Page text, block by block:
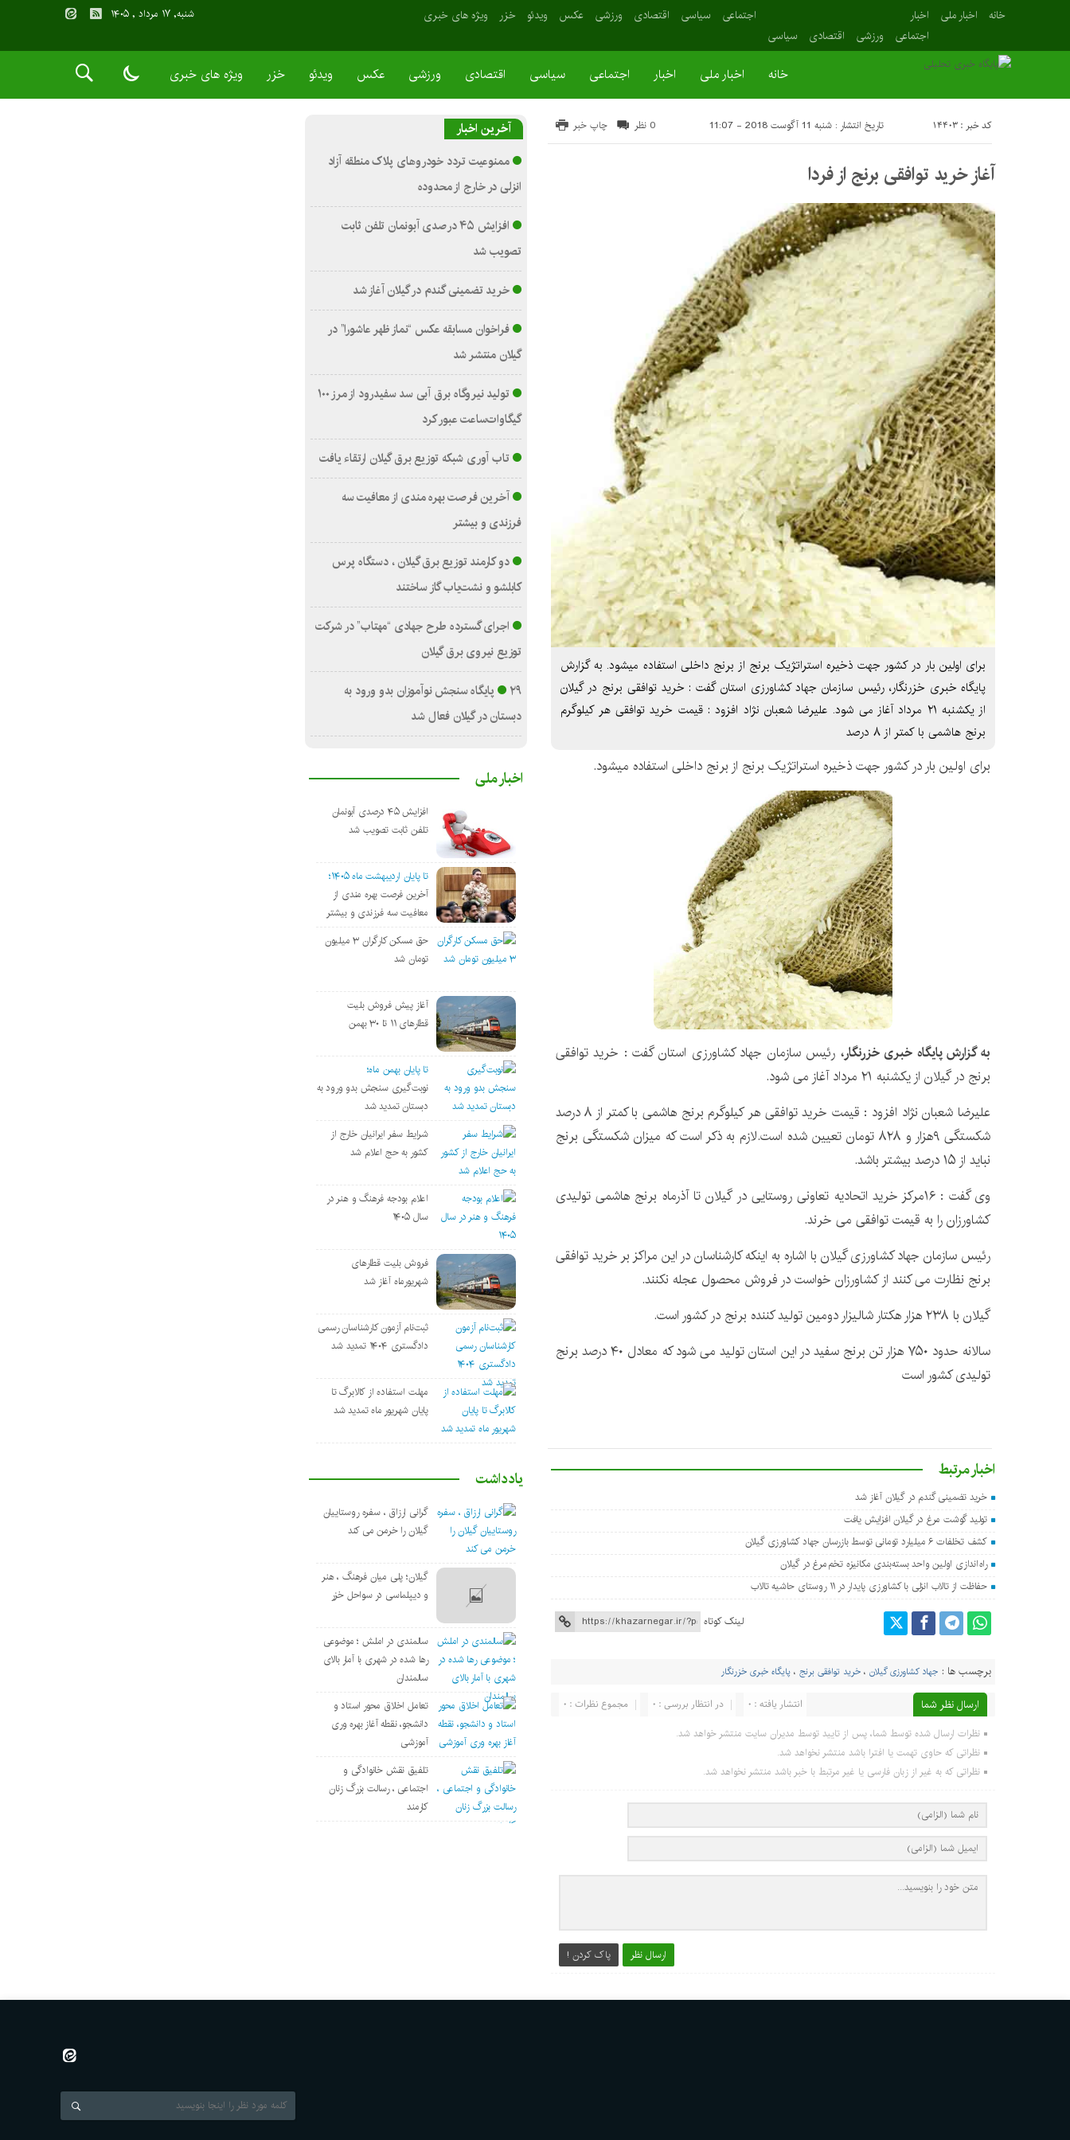
خانه اخبار ملی
اخبار
اجتماعی
ورزشی اقتصادی سیاسی
اجتماعی سیاسی اقتصادی ورزشی عکس ویدئو خزر ویژه های خبری شنبه, ۱۷ مرداد , ۱۴۰۵
خانه اخبار ملی اخبار اجتماعی سیاسی اقتصادی ورزشی عکس ویدئو خزر ویژه های خبری
تاریخ انتشار : شنبه 11 آگوست 2018 - 11:07 کد خبر : 14403 چاپ خبر 0 نظر
آغاز خرید توافقی برنج از فردا
برای اولین بار در کشور جهت ذخیره استراتژیک برنج از برنج داخلی استفاده میشود. به گزارش
پایگاه خبری خزرنگار، رئیس سازمان جهاد کشاورزی استان گفت : خرید توافقی برنج در گیلان
از یکشنبه ۲۱ مرداد آغاز می شود. علیرضا شعبان نژاد افزود : قیمت خرید توافقی هر کیلوگرم
برنج هاشمی با کمتر از ۸ درصد
برای اولین بار در کشور جهت ذخیره استراتژیک برنج از برنج داخلی استفاده میشود.
به گزارش پایگاه خبری خزرنگار، رئیس سازمان جهاد کشاورزی استان گفت : خرید توافقی
برنج در گیلان از یکشنبه ۲۱ مرداد آغاز می شود.
علیرضا شعبان نژاد افزود : قیمت خرید توافقی هر کیلوگرم برنج هاشمی با کمتر از ۸ درصد
شکستگی ۹هزار و ۸۲۸ تومان تعیین شده است.لازم به ذکر است که میزان شکستگی برنج
نباید از ۱۵ درصد بیشتر باشد.
وی گفت : ۱۶مرکز خرید اتحادیه تعاونی روستایی در گیلان تا آذرماه برنج هاشمی تولیدی
کشاورزان را به قیمت توافقی می خرند.
رئیس سازمان جهاد کشاورزی گیلان با اشاره به اینکه کارشناسان در این مراکز بر خرید توافقی
برنج نظارت می کنند از کشاورزان خواست در فروش محصول عجله نکنند.
گیلان با ۲۳۸ هزار هکتار شالیزار دومین تولید کننده برنج در کشور است.
سالانه حدود ۷۵۰ هزار تن برنج سفید در این استان تولید می شود که معادل ۴۰ درصد برنج
تولیدی کشور است
اخبار مرتبط
خرید تضمینی گندم در گیلان آغاز شد
تولید گوشت مرغ در گیلان افزایش یافت
کشف تخلفات ۶ میلیارد تومانی توسط بازرسان جهاد کشاورزی گیلان
راه اندازی اولین واحد بسته بندی مکانیزه تخم مرغ در گیلان
حفاظت از تالاب انزلی با کشاورزی پایدار در ۱۱ روستای حاشیه تالاب
لینک کوتاه
برچسب ها : جهاد کشاورزی گیلان ،خرید توافقی برنج ،پایگاه خبری خزرنگار
ارسال نظر شما مجموع نظرات : 0 در انتظار بررسی : 0 انتشار یافته : 0
نظرات ارسال شده توسط شما، پس از تایید توسط مدیران سایت منتشر خواهد شد.
نظراتی که حاوی تهمت یا افترا باشد منتشر نخواهد شد.
نظراتی که به غیر از زبان فارسی یا غیر مرتبط با خبر باشد منتشر نخواهد شد.
ارسال نظر پاک کردن !
آخرین اخبار
ممنوعیت تردد خودروهای پلاک منطقه آزاد
انزلی در خارج از محدوده
افزایش ۴۵ درصدی آبونمان تلفن ثابت
تصویب شد
خرید تضمینی گندم در گیلان آغاز شد
فراخوان مسابقه عکس “نماز ظهر عاشورا” در
گیلان منتشر شد
تولید نیروگاه برق‌ آبی سد سفیدرود از مرز ۱۰۰
گیگاوات‌ساعت عبور کرد
تاب آوری شبکه توزیع برق گیلان ارتقاء یافت
آخرین فرصت بهره مندی از معافیت سه
فرزندی و بیشتر
دو کارمند توزیع برق گیلان ، دستگاه پرس
کابلشو و نشت‌یاب گاز ساختند
اجرای گسترده طرح جهادی “مهتاب” در شرکت
توزیع نیروی برق گیلان
۲۹ پایگاه سنجش نوآموزان بدو ورود به
دبستان در گیلان فعال شد
اخبار ملی
افزایش ۴۵ درصدی آبونمان
تلفن ثابت تصویب شد
تا پایان اردیبهشت ماه ۱۴۰۵؛
آخرین فرصت بهره مندی از
معافیت سه فرزندی و بیشتر
حق مسکن کارگران ۳ میلیون
تومان شد
آغاز پیش فروش بلیت‌
قطارهای ۱۱ تا ۳۰ بهمن
تا پایان بهمن ماه؛
نوبت‌گیری سنجش بدو ورود به
دبستان تمدید شد
شرایط سفر ایرانیان خارج از
کشور به حج اعلام شد
اعلام بودجه فرهنگ و هنر در
سال ۱۴۰۵
فروش بلیت قطارهای
شهریورماه آغاز شد
ثبت‌نام آزمون کارشناسان رسمی
دادگستری ۱۴۰۴ تمدید شد
مهلت استفاده از کالابرگ تا
پایان شهریور ماه تمدید شد
یادداشت
گرانی ارزاق ، سفره روستاییان
گیلان را خرمن می کند
گیلان؛ پلی میان فرهنگ ، هنر
و دیپلماسی در سواحل خزر
سالمندی در املش ؛ موضوعی
رها شده در شهری با آمار بالای
سالمندان
تعامل اخلاق‌ محور استاد و
دانشجو، نقطه آغاز بهره ‌وری
آموزشی
تلفیق نقش خانوادگی و
اجتماعی ، رسالت بزرگ زنان
کارمند